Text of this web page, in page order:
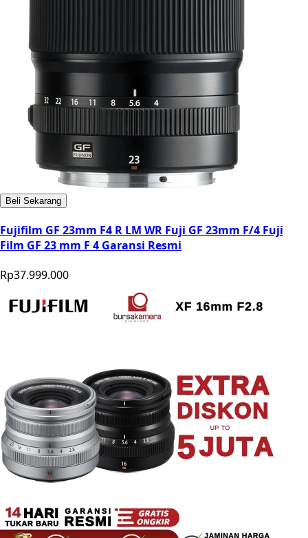
Beli Sekarang
Fujifilm GF 23mm F4 R LM WR Fuji GF 23mm F/4 Fuji
Film GF 23 mm F 4 Garansi Resmi
Rp37.999.000